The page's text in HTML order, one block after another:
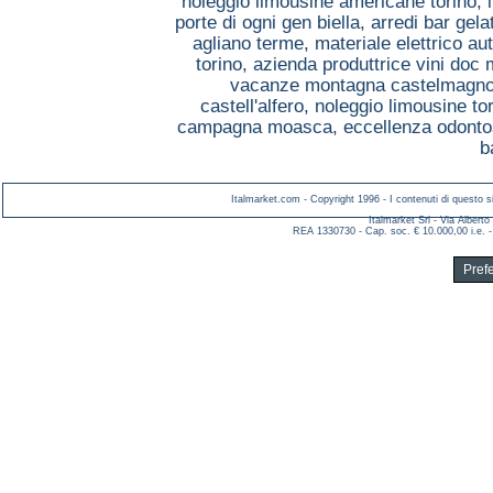
porte di ogni gen biella, arredi bar
agliano terme, materiale elettrico
torino, azienda produttrice vini doc
vacanze montagna
castell'alfero, noleggio limousine
campagna moasca, eccellenza
Italmarket.com - Copyright 1996 - I contenuti di questo
Italmarket Srl - Via Alberto
REA 1330730 - Cap. soc. € 10.000,00 i.e.